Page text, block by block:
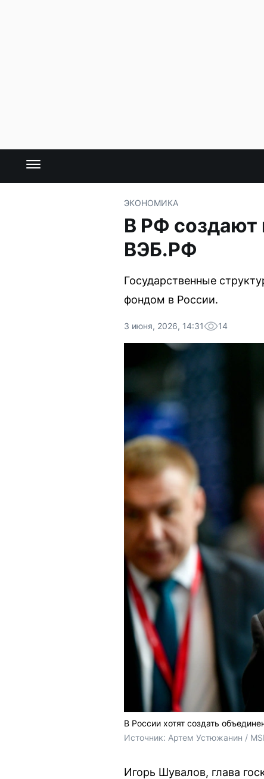
ЭКОНОМИКА
В РФ создают
ВЭБ.РФ
Государственные
фондом в России.
3 июня, 2026, 14:31 14
В России хотят создать
Источник: Артем Устюжанин /
Игорь Шувалов, глава